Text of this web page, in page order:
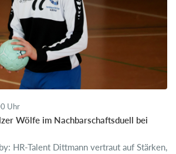
Uhr
Wölfe im Nachbarschaftsduell bei
HR-Talent Dittmann vertraut auf Stärken,